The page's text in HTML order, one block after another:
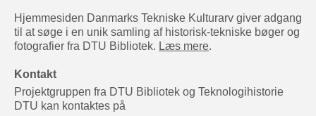
Hjemmesiden Danmarks Tekniske Kulturarv giver adgang
til at søge i en unik samling af historisk-tekniske bøger og
fotografier fra DTU Bibliotek. Læs mere.
Kontakt
Projektgruppen fra DTU Bibliotek og Teknologihistorie
DTU kan kontaktes på